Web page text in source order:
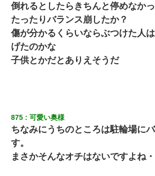
倒れるとしたらきちんと停めなか
たったりバランス崩したか？
傷が分かるくらいならぶつけた人
げたのかな
子供とかだとありえそうだ
875 可愛い奥様
ちなみにうちのところは駐輪場に
す。
まさかそんなオチはないですよね・